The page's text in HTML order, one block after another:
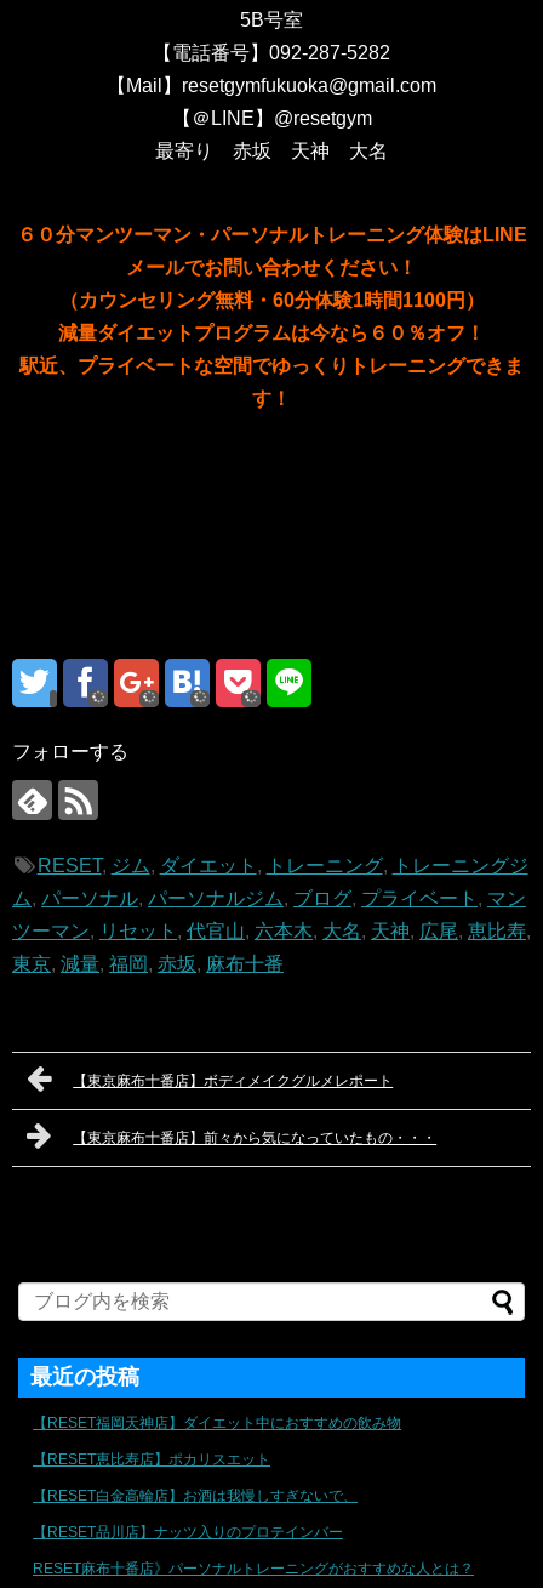
5B号室
【電話番号】092-287-5282
【Mail】resetgymfukuoka@gmail.com
【＠LINE】@resetgym
最寄り 赤坂 天神 大名
６０分マンツーマン・パーソナルトレーニング体験はLINE
メールでお問い合わせください！
（カウンセリング無料・60分体験1時間1100円）
減量ダイエットプログラムは今なら６０％オフ ！
駅近、プライベートな空間でゆっくりトレーニングできま
す！
フォローする
RESET, ジム, ダイエット , トレーニング,
トレーニングジ
ム, パーソナル, パーソナルジム, ブログ, プライベート , マン
ツーマン, リセット , 代官山, 六本木, 大名, 天神, 広尾, 恵比寿,
東京, 減量, 福岡, 赤坂, 麻布十番
【東京麻布十番店】ボディメイクグルメレポート
【東京麻布十番店】前々から気になっていたもの・・・
最近の投稿
【RESET福岡天神店】ダイエット中におすすめの飲み物
【RESET恵比寿店】ポカリスエット
【RESET白金高輪店】お酒は我慢しすぎないで、
【RESET品川店】ナッツ入りのプロテインバー
RESET麻布十番店》パーソナルトレーニングがおすすめな人とは？